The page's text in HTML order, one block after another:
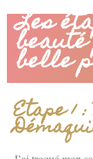
Les
belle
Etape 1